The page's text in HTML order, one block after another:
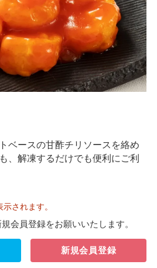
ベースの甘酢チリソースを絡め
、解凍するだけでも便利にご利
されます。
会員登録をお願いいたします。
新規会員登録